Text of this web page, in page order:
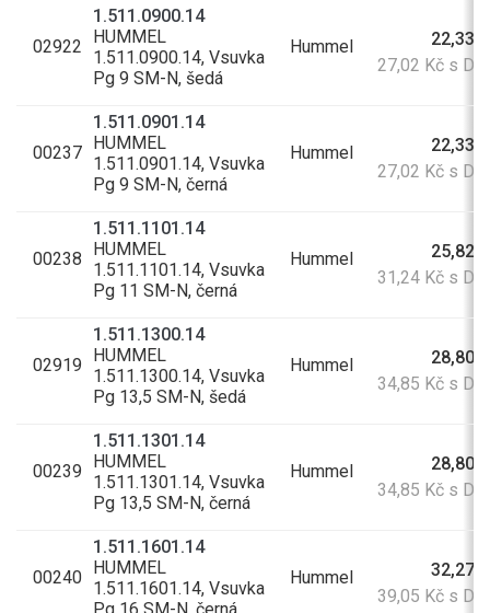
02922
1.511.0900.14
HUMMEL
1.511.0900.14, Vsuvka
Pg 9 SM-N, šedá
Hummel
22,33
27,02 Kč s
00237
1.511.0901.14
HUMMEL
1.511.0901.14, Vsuvka
Pg 9 SM-N, černá
Hummel
22,33
27,02 Kč s
00238
1.511.1101.14
HUMMEL
1.511.1101.14, Vsuvka
Pg 11 SM-N, černá
Hummel
25,82
31,24 Kč s
02919
1.511.1300.14
HUMMEL
1.511.1300.14, Vsuvka
Pg 13,5 SM-N, šedá
Hummel
28,80
34,85 Kč s
00239
1.511.1301.14
HUMMEL
1.511.1301.14, Vsuvka
Pg 13,5 SM-N, černá
Hummel
28,80
34,85 Kč s
00240
1.511.1601.14
HUMMEL
1.511.1601.14, Vsuvka
Hummel
32,27
39,05 Kč s